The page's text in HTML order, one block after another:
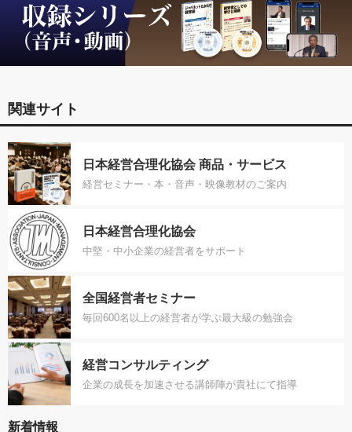
関連サイト
日本経営合理化協会 商品・サービス
経営セミナー・本・音声・映像教材のご案内
日本経営合理化協会
中堅・中小企業の経営者をサポート
全国経営者セミナー
毎回600名以上の経営者が学ぶ最大級の勉強会
経営コンサルティング
企業の成長を加速させる講師陣が貴社にて指導
新着情報